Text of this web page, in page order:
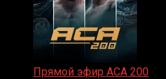
Прямой эфир ACA 200